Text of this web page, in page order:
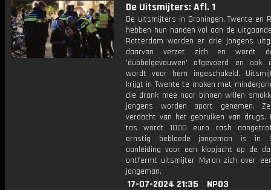
De Uitsmijters: Afl. 1
De uitsmijters in Groningen, Twente en
hebben hun handen vol aan de
Rotterdam worden er drie jongens
daarvan verzet zich en wordt
'dubbelgevouwen' afgevoerd en ook
wordt voor hem ingeschakeld.
krijgt in Twente te maken met
die drank mee naar binnen willen
jongens worden apart genomen.
verdacht van het gebruiken van drugs.
tas wordt 1000 euro cash
ernstig bebloede jongeman is in
aanleiding voor een klopjacht op de
ontfermt uitsmijter Myron zich over
jongeman.
17-07-2024 21:35
NPO3